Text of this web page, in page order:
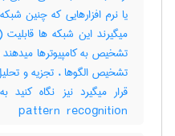
یا نرم افزارهایی که چنین
میگیرند این شبکه ها
تشخیص به کامپیوترها
تشخیص الگوها ، تجزیه و
‎pattern ‎ recognition